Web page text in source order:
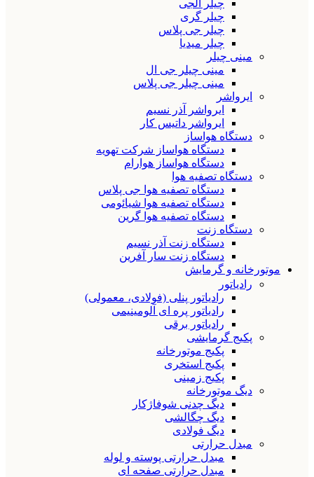
چیلر الجی
چیلر گری
چیلر جی پلاس
چیلر میدیا
مینی چیلر
مینی چیلر جی ال
مینی چیلر جی پلاس
ایرواشر
ایرواشر آذر نسیم
ایرواشر داتیس کار
دستگاه هواساز
دستگاه هواساز شرکت تهویه
دستگاه هواساز هوارام
دستگاه تصفیه هوا
دستگاه تصفیه هوا جی پلاس
دستگاه تصفیه هوا شیائومی
دستگاه تصفیه هوا گرین
دستگاه زنت
دستگاه زنت آذر نسیم
دستگاه زنت سار آفرین
موتورخانه و گرمایش
رادیاتور
رادیاتور پنلی (فولادی، معمولی)
رادیاتور پره ای آلومینیمی
رادیاتور برقی
پکیج گرمایشی
پکیج موتورخانه
پکیج استخری
پکیج زمینی
دیگ موتورخانه
دیگ چدنی شوفاژکار
دیگ چگالشی
دیگ فولادی
مبدل حرارتی
مبدل حرارتی پوسته و لوله
مبدل حرارتی صفحه ای